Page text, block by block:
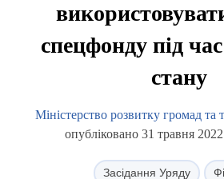
спецфонду під
стану
Міністерство розвитку громад та
опубліковано 31 травня
Засідання Уряду